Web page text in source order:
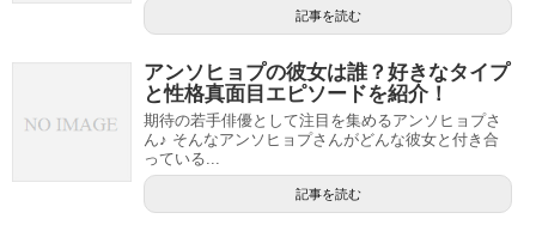
記事を読む
アンソヒョプの彼女は誰？好きなタイプ
と性格真面目エピソードを紹介！
期待の若手俳優として注目を集めるアンソヒョプさ
ん♪ そんなアンソヒョプさんがどんな彼女と付き合
っている...
記事を読む